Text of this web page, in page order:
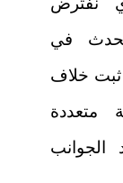
في
ثبت خلاف
متعددة
الجوانب